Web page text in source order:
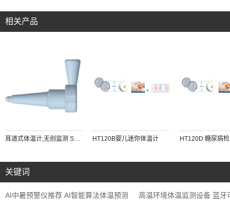
相关产品
耳道式体温计,无创监测 SV222 HT120B婴儿迷你体温计 HT120D 糖尿病
关键词
AI中暑预警仪推荐 AI智能算法体温预测
高温环境体温监测设备 蓝